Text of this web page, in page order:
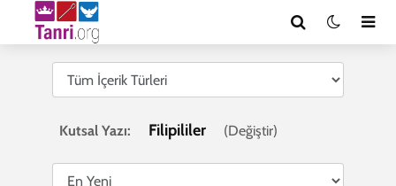
Kutsal Yazı: Filipililer (Değiştir)